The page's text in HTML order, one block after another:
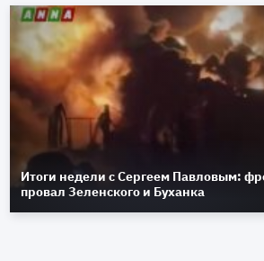
Итоги недели с Сергеем Павловым:
провал Зеленского и Буханка